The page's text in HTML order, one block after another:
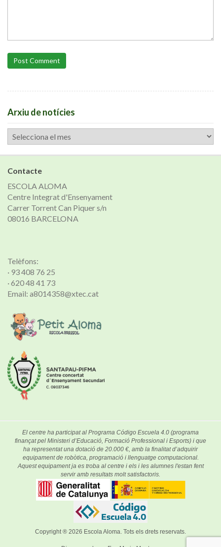
Post Comment
Arxiu de notícies
Arxiu
de
notícies
Contacte
ESCOLA ALOMA
Centre Integrat d'Ensenyament
Carrer Torrent Can Piquer s/n
08016 BARCELONA
Telèfons:
· 93 408 76 25
· 620 48 41 73
Email: a8014358@xtec.cat
El centre ha participat al Programa Código Escuela 4.0 (programa
finançat pel Ministeri d’Educació, Formació Professional i Esports) i que
ha representat una dotació de 20.000 €, amb la finalitat d’adquirir
equipament de robòtica, programació i llenguatge computacional.
Aquest equipament ja es troba al centre i els i les alumnes l'estan fent
servir amb resultats molt satisfactoris.
Copyright ® 2026 Escola Aloma. Tots els drets reservats.